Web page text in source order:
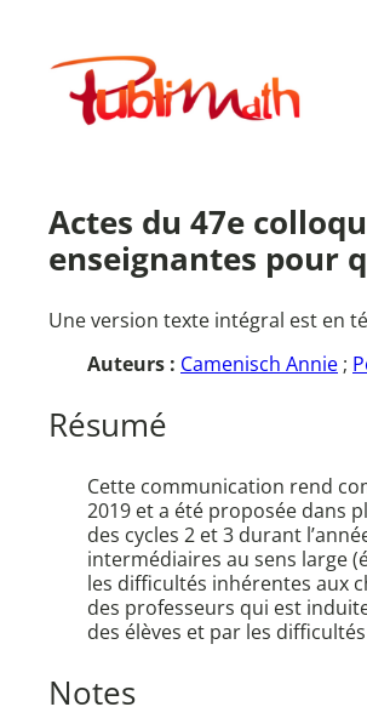
contenuPublimath
Actes du 47e
enseignantes pour
Une version texte intégral est en
Auteurs : Camenisch Annie ;
Résumé
Cette communication rend
2019 et a été proposée dans
des cycles 2 et 3 durant
intermédiaires au sens large
les difficultés inhérentes aux
des professeurs qui est
des élèves et par les
Notes